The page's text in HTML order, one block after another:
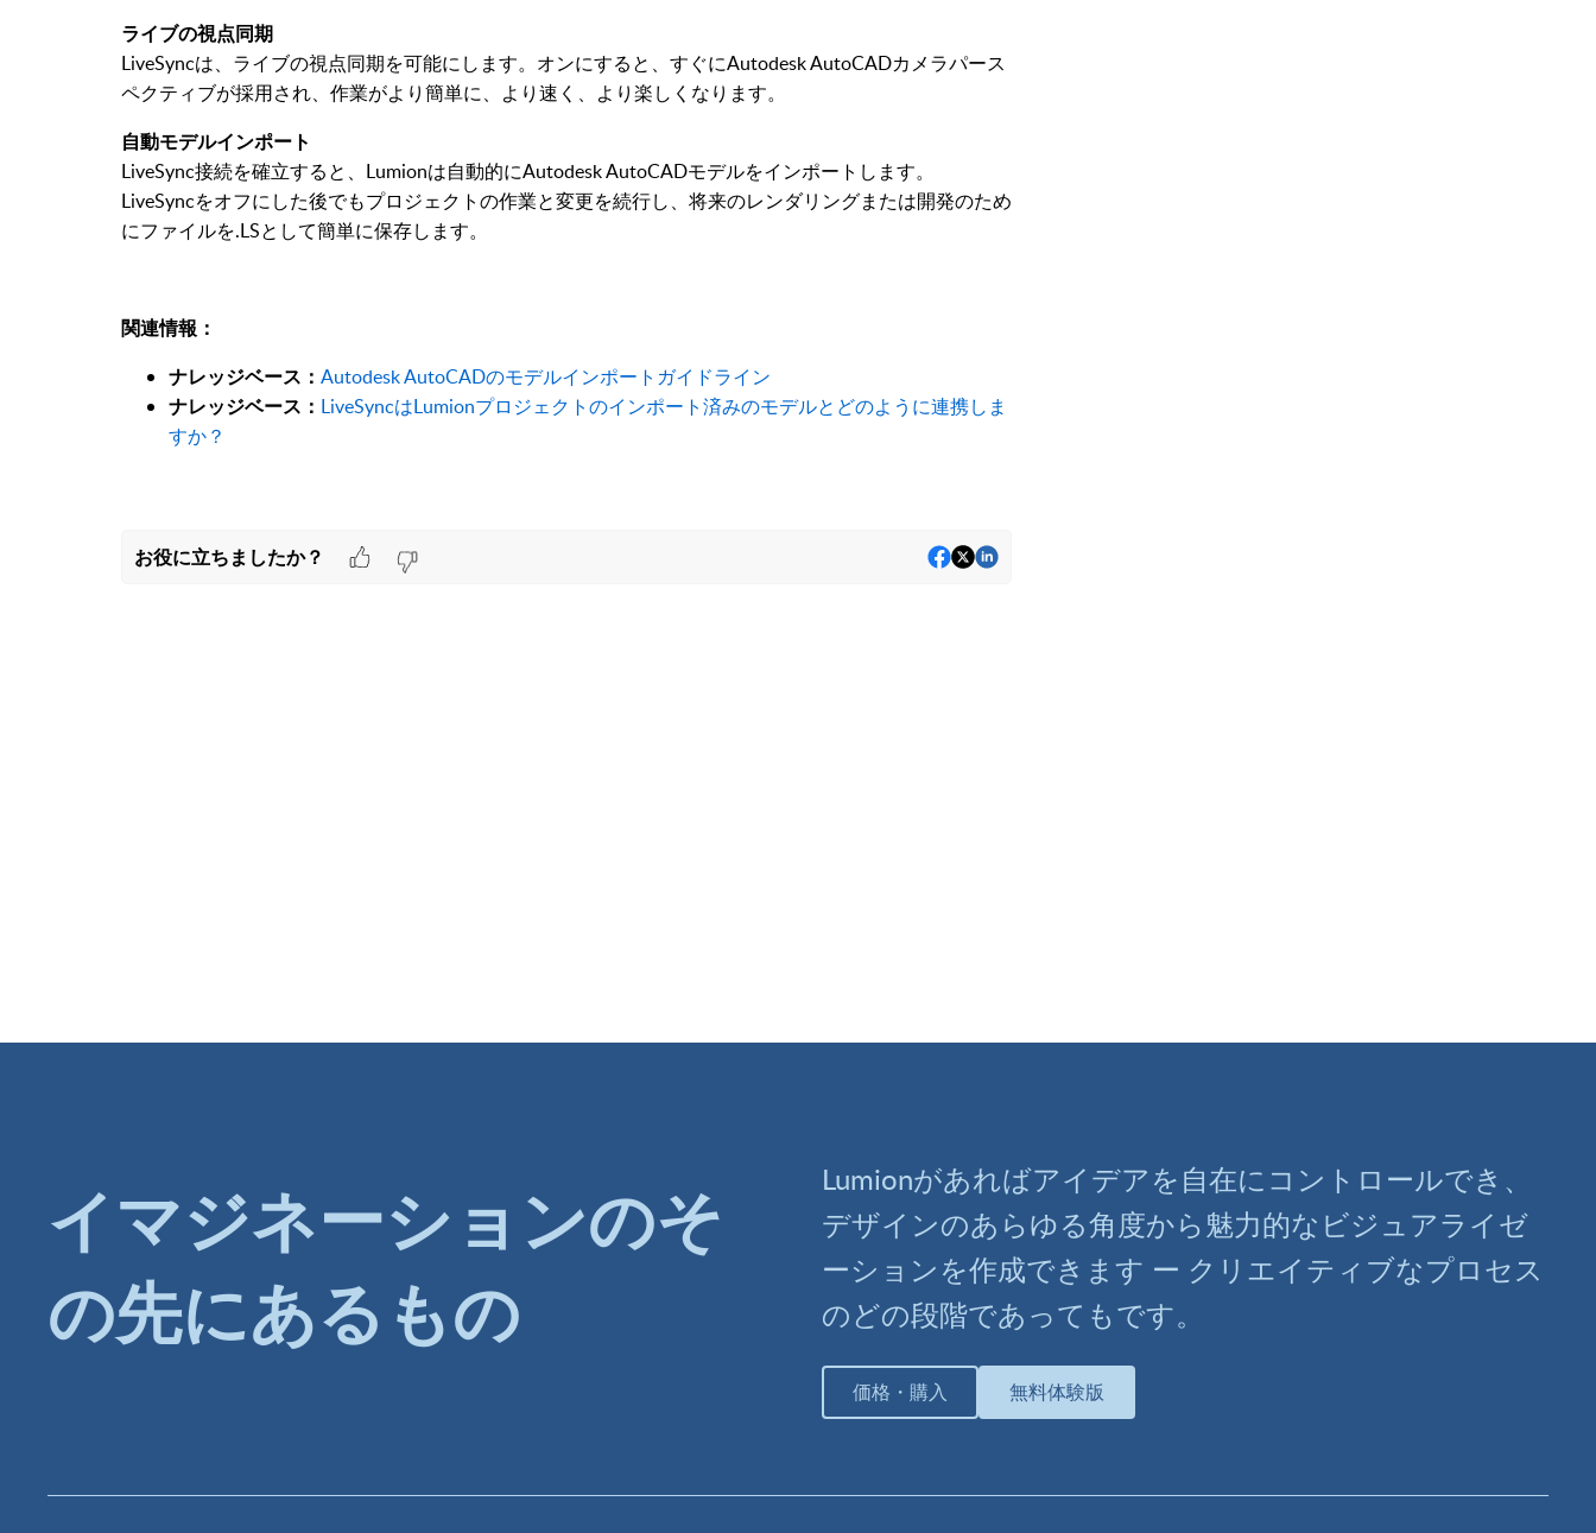
ライブの視点同期
LiveSyncは、ライブの視点同期を可能にします。オンにすると、すぐにAutodesk AutoCADカメラパース
ペクティブが採用され、作業がより簡単に、より速く、より楽しくなります。
自動モデルインポート
LiveSync接続を確立すると、Lumionは自動的にAutodesk AutoCADモデルをインポートします。
LiveSyncをオフにした後でもプロジェクトの作業と変更を続行し、将来のレンダリングまたは開発のため
にファイルを.LSとして簡単に保存します。
関連情報：
ナレッジベース： Autodesk AutoCADのモデルインポートガイドライン
ナレッジベース： LiveSyncはLumionプロジェクトのインポート済みのモデルとどのように連携しま
すか？
お役に立ちましたか？
イマジネーションのそ
の先にあるもの
Lumionがあればアイデアを自在にコントロールでき、
デザインのあらゆる角度から魅力的なビジュアライゼ
ーションを作成できます ー クリエイティブなプロセス
のどの段階であってもです。
価格・購入 無料体験版